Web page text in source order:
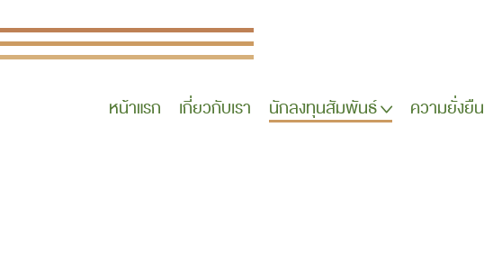
หน้าแรก เกี่ยวกับเรา นักลงทุนสัมพันธ์ ความยั่งยืน